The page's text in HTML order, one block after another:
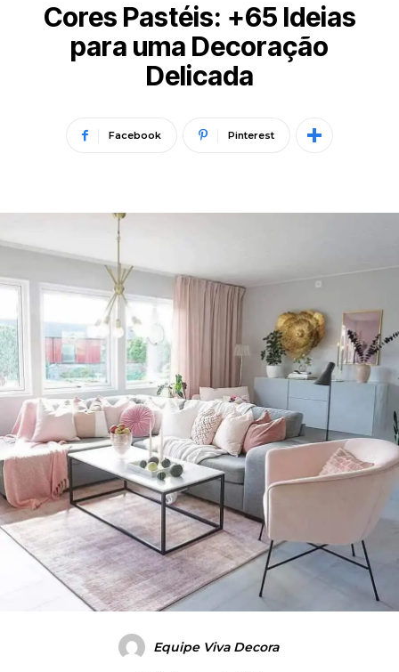
Cores Pastéis: +65 Ideias
para uma Decoração
Delicada
Facebook Pinterest
Equipe Viva Decora